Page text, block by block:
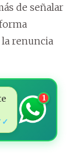
de señalar
renuncia
1